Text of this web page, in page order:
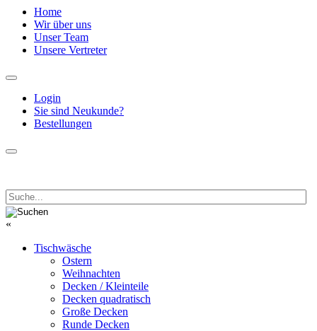
Home
Wir über uns
Unser Team
Unsere Vertreter
Login
Sie sind Neukunde?
Bestellungen
«
Tischwäsche
Ostern
Weihnachten
Decken / Kleinteile
Decken quadratisch
Große Decken
Runde Decken